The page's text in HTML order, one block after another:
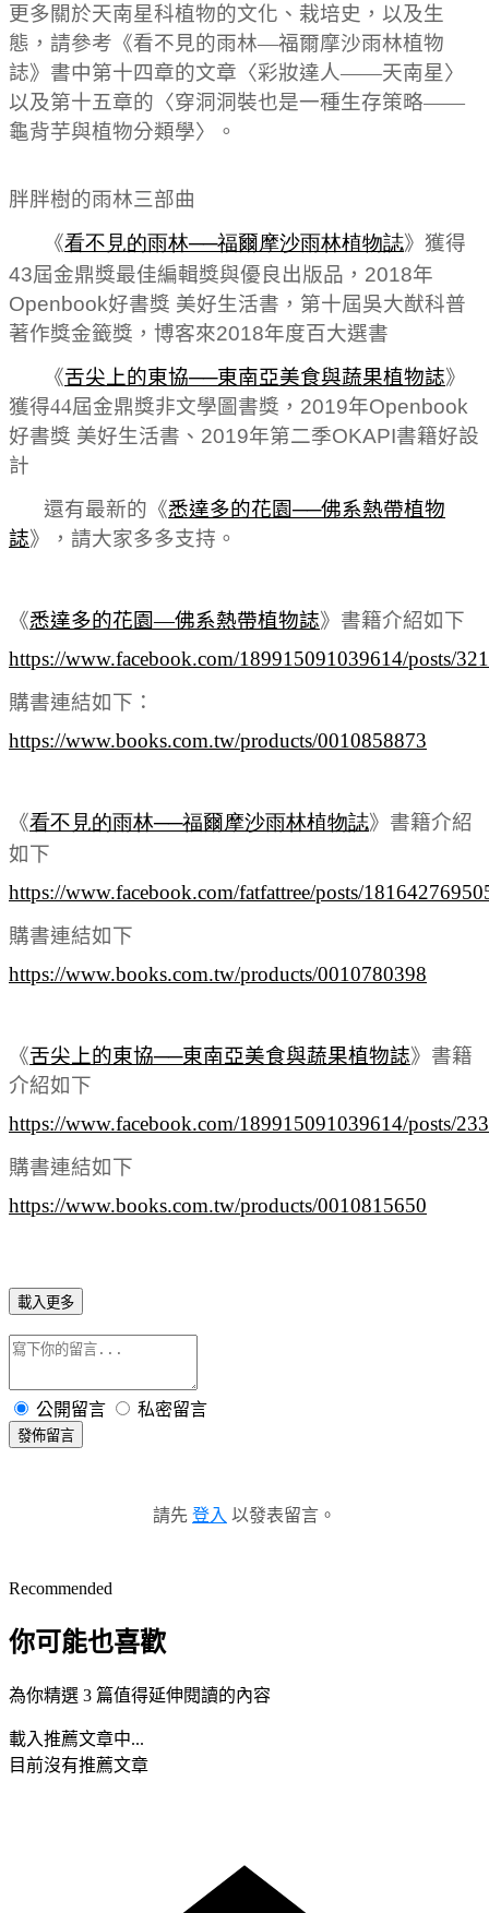
更多關於天南星科植物的文化、栽培史，以及生
態，請參考《看不見的雨林—福爾摩沙雨林植物
誌》書中第十四章的文章〈彩妝達人——天南星〉
以及第十五章的〈穿洞洞裝也是一種生存策略——
龜背芋與植物分類學〉。
胖胖樹的雨林三部曲
《看不見的雨林──福爾摩沙雨林植物誌》獲得
43屆金鼎獎最佳編輯獎與優良出版品， 2018年
Openbook好書獎 美好生活書， 第十屆吳大猷科普
著作獎金籤獎， 博客來2018年度百大選書
《舌尖上的東協──東南亞美食與蔬果植物誌》
獲得44屆金鼎獎非文學圖書獎， 2019年Openbook
好書獎 美好生活書、 2019年第二季OKAPI書籍好設
計
還有最新的《悉達多的花園──佛系熱帶植物
誌》，請大家多多支持。
《悉達多的花園—佛系熱帶植物誌》書籍介紹如下
https://www.facebook.com/189915091039614/posts/
購書連結如下：
https://www.books.com.tw/products/0010858873
《看不見的雨林──福爾摩沙雨林植物誌》 書籍介紹
如下
https://www.facebook.com/fatfattree/posts/
購書連結如下
https://www.books.com.tw/products/0010780398
《舌尖上的東協──東南亞美食與蔬果植物誌》 書籍
介紹如下
https://www.facebook.com/189915091039614/posts/
購書連結如下
https://www.books.com.tw/products/0010815650
載入更多
公開留言 私密留言
發佈留言
請先 登入 以發表留言。
Recommended
你可能也喜歡
為你精選 3 篇值得延伸閱讀的內容
載入推薦文章中...
目前沒有推薦文章